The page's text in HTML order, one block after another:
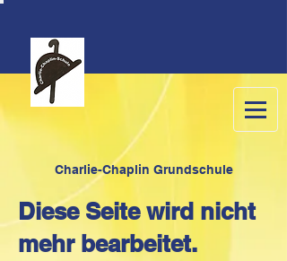
Charlie-Chaplin Grundschule
Diese Seite wird nicht
mehr bearbeitet.